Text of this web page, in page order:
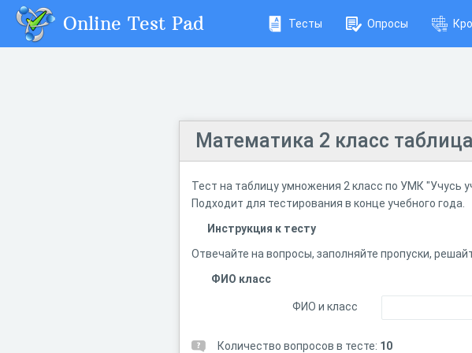
Online Test Pad Тесты Опросы
Математика 2 класс
Тест на таблицу умножения 2 класс по УМК "Учусь
Подходит для тестирования в конце учебного года.
Инструкция к тесту
Отвечайте на вопросы, заполняйте пропуски,
ФИО класс
ФИО и класс
Количество вопросов в тесте: 10